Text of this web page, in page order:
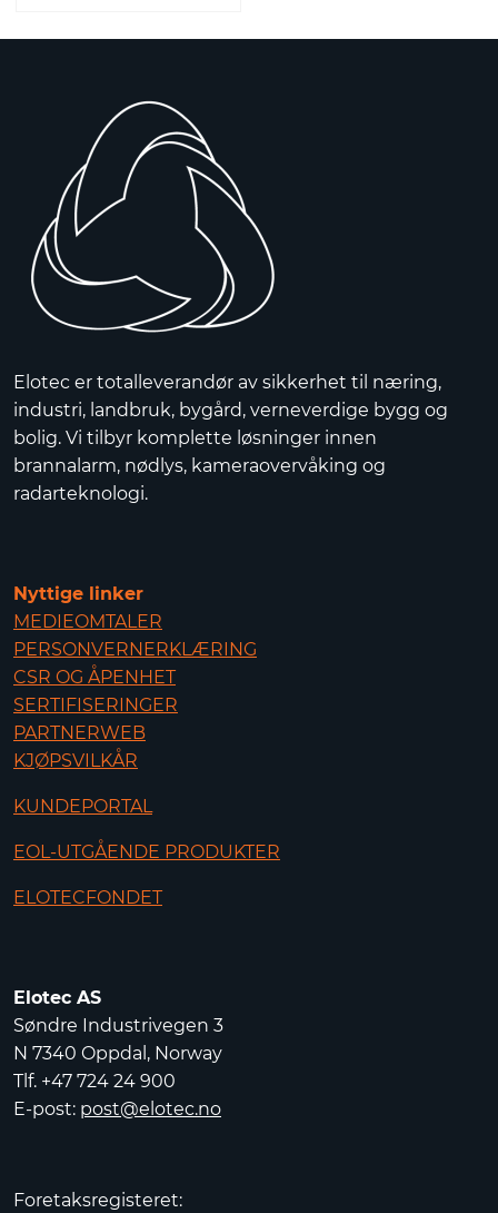
Elotec er totalleverandør av sikkerhet til næring,
industri, landbruk, bygård, verneverdige bygg og
bolig. Vi tilbyr komplette løsninger innen
brannalarm, nødlys, kameraovervåking og
radarteknologi.
Nyttige linker
MEDIEOMTALER
PERSONVERNERKLÆRING
CSR OG ÅPENHET
SERTIFISERINGER
PARTNERWEB
KJØPSVILKÅR
KUNDEPORTAL
EOL-UTGÅENDE PRODUKTER
ELOTECFONDET
Elotec AS
Søndre Industrivegen 3
N 7340 Oppdal, Norway
Tlf. +47 724 24 900
E-post: post@elotec.no
Foretaksregisteret: